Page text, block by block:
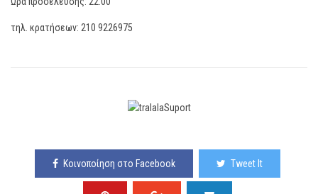
τηλ. κρατήσεων: 210 9226975
Κοινοποίηση στο Facebook Tweet It